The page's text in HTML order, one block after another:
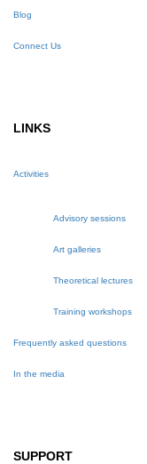
Blog
Connect Us
LINKS
Activities
Advisory sessions
Art galleries
Theoretical lectures
Training workshops
Frequently asked questions
In the media
SUPPORT